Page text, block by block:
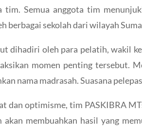
tim. Semua anggota tim
berbagai sekolah dari wilayah
dihadiri oleh para pelatih, wakil
momen penting tersebut.
nama madrasah. Suasana
dan optimisme, tim PASKIBRA
akan membuahkan hasil yang